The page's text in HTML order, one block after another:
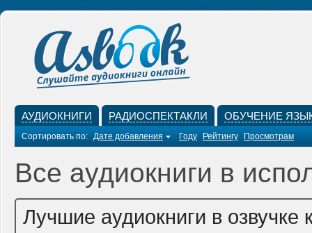
АУДИОКНИГИ РАДИОСПЕКТАКЛИ ОБУЧЕНИЕ
Сортировать по: Дате добавления Году Рейтингу Просмотрам
Все аудиокниги в
Лучшие аудиокниги в